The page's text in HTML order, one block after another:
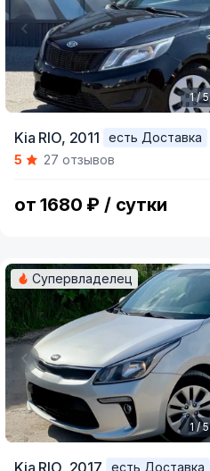
of
1 / 5
Kia RIO, 2011
есть Доставка
5
27 отзывов
от 1680 ₽ / сутки
Супервладелец
1 / 5
Kia RIO, 2017
есть Доставка